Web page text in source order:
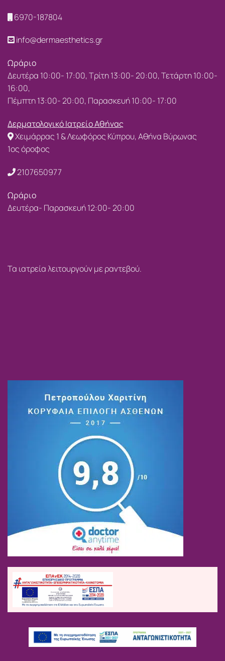
6970-187804
info@dermaesthetics.gr
Ωράριο
Δευτέρα 10:00- 17:00, Τρίτη 13:00- 20:00, Τετάρτη 10:00-
16:00,
Πέμπτη 13:00- 20:00, Παρασκευή 10:00- 17:00
Δερματολογικό Ιατρείο Αθήνας
Χειμάρρας 1 & Λεωφόρος Κύπρου, Αθήνα Βύρωνας
1ος όροφος
2107650977
Ωράριο
Δευτέρα- Παρασκευή 12:00- 20:00
Τα ιατρεία λειτουργούν με ραντεβού.